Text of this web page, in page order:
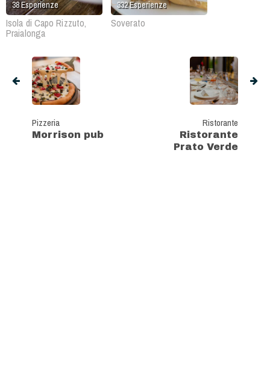
38Esperienze
Isola di Capo Rizzuto,
Praialonga
332Esperienze
Soverato
Pizzeria
Morrison pub
Ristorante
Ristorante
Prato Verde